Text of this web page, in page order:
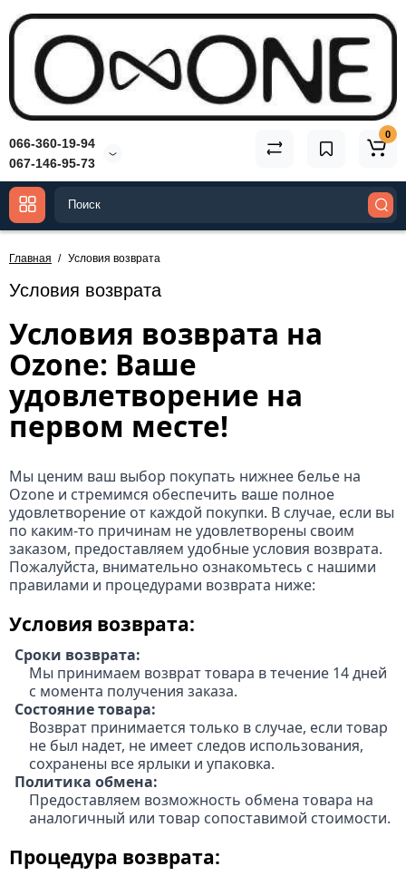
066-360-19-94
067-146-95-73
0
Главная Условия возврата
Условия возврата
Условия возврата на
Ozone: Ваше
удовлетворение на
первом месте!
Мы ценим ваш выбор покупать нижнее белье на
Ozone и стремимся обеспечить ваше полное
удовлетворение от каждой покупки. В случае, если вы
по каким-то причинам не удовлетворены своим
заказом, предоставляем удобные условия возврата.
Пожалуйста, внимательно ознакомьтесь с нашими
правилами и процедурами возврата ниже:
Условия возврата:
Сроки возврата:
Мы принимаем возврат товара в течение 14 дней
с момента получения заказа.
Состояние товара:
Возврат принимается только в случае, если товар
не был надет, не имеет следов использования,
сохранены все ярлыки и упаковка.
Политика обмена:
Предоставляем возможность обмена товара на
аналогичный или товар сопоставимой стоимости.
Процедура возврата: